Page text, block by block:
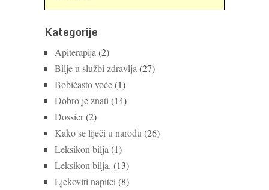
Kategorije
Apiterapija (2)
Bilje u službi zdravlja (27)
Bobičasto voće(1)
Dobro je znati (14)
Dossier(2)
Kako se liječi u narodu (26)
Leksikon bilja (1)
Leksikon bilja. (13)
Ljekoviti napitci (8)